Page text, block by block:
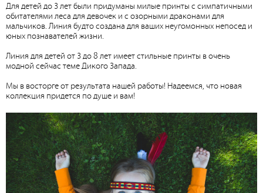
Для детей до 3 лет были придуманы милые принты с симпатичными
обитателями леса для девочек и с озорными драконами для
мальчиков. Линия будто создана для ваших неугомонных непосед и
юных познавателей жизни.
Линия для детей от 3 до 8 лет имеет стильные принты в очень
модной сейчас теме Дикого Запада.
Мы в восторге от результата нашей работы! Надеемся, что новая
коллекция придется по душе и вам!